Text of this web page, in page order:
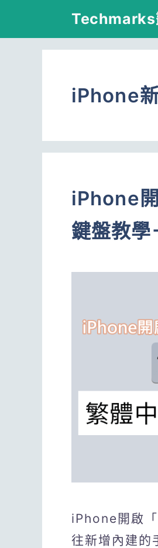
Techmarks
iPhone
iPhone
鍵盤教學
iPhone開啟
往新增內建的